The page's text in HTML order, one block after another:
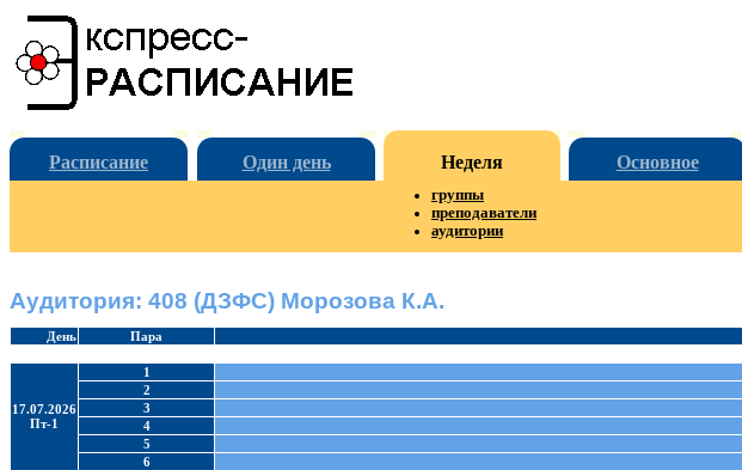
Расписание Один день Неделя Основное
группы
преподаватели
аудитории
Аудитория: 408 (ДЗФС) Морозова К.А.
День Пара
17.07.2026
Пт-1
1
2
3
4
5
6